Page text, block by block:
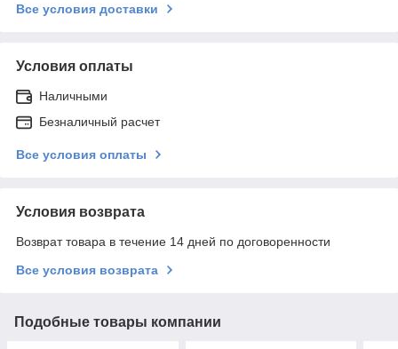
Все условия доставки
Условия оплаты
Наличными
Безналичный расчет
Все условия оплаты
Условия возврата
Возврат товара в течение 14 дней по договоренности
Все условия возврата
Подобные товары компании